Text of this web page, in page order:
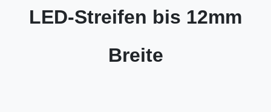
LED-Streifen bis 12mm
Breite